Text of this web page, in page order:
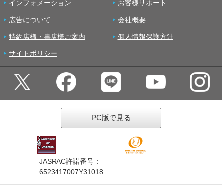
インフォメーション お客様サポート
広告について 会社概要
特約店様・書店様ご案内 個人情報保護方針
サイトポリシー
PC版で見る
JASRAC許諾番号：
6523417007Y31018